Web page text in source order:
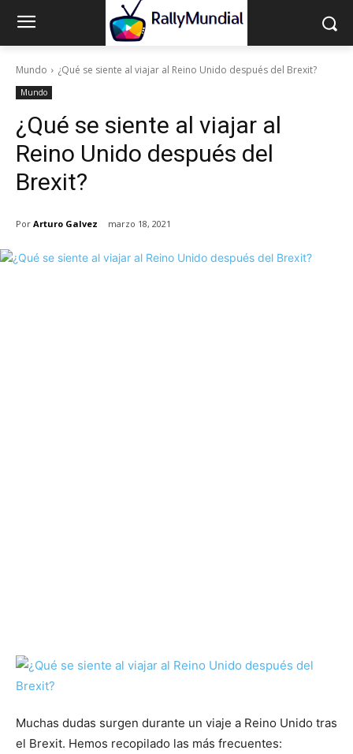
Mundo ¿Qué se siente al viajar al Reino Unido después del Brexit?
Mundo
¿Qué se siente al viajar al
Reino Unido después del
Brexit?
Por Arturo Galvez marzo 18, 2021
Muchas dudas surgen durante un viaje a Reino Unido tras
el Brexit. Hemos recopilado las más frecuentes: